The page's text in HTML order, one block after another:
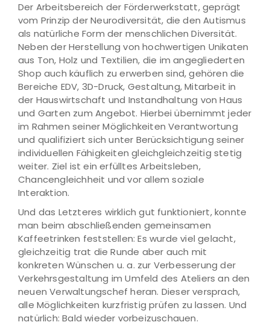
Der Arbeitsbereich der Förderwerkstatt, geprägt
vom Prinzip der Neurodiversität, die den Autismus
als natürliche Form der menschlichen Diversität.
Neben der Herstellung von hochwertigen Unikaten
aus Ton, Holz und Textilien, die im angegliederten
Shop auch käuflich zu erwerben sind, gehören die
Bereiche EDV, 3D-Druck, Gestaltung, Mitarbeit in
der Hauswirtschaft und Instandhaltung von Haus
und Garten zum Angebot. Hierbei übernimmt jeder
im Rahmen seiner Möglichkeiten Verantwortung
und qualifiziert sich unter Berücksichtigung seiner
individuellen Fähigkeiten gleichgleichzeitig stetig
weiter. Ziel ist ein erfülltes Arbeitsleben,
Chancengleichheit und vor allem soziale
Interaktion.
Und das Letzteres wirklich gut funktioniert, konnte
man beim abschließenden gemeinsamen
Kaffeetrinken feststellen: Es wurde viel gelacht,
gleichzeitig trat die Runde aber auch mit
konkreten Wünschen u. a. zur Verbesserung der
Verkehrsgestaltung im Umfeld des Ateliers an den
neuen Verwaltungschef heran. Dieser versprach,
alle Möglichkeiten kurzfristig prüfen zu lassen. Und
natürlich: Bald wieder vorbeizuschauen.